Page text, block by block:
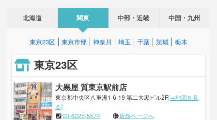
北海道 関東 中部・近畿 中国・九州
東京23区 東京市部 神奈川 埼玉 千葉 茨城 栃木
東京23区
大黒屋 質東京駅前店
東京都中央区八重洲1-6-19 第二大黒ビル2F[→地図を見
る]
03-6225-5574
店舗ページへ